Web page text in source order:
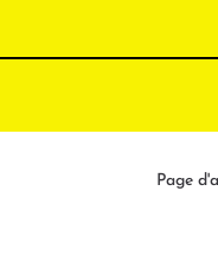
Page